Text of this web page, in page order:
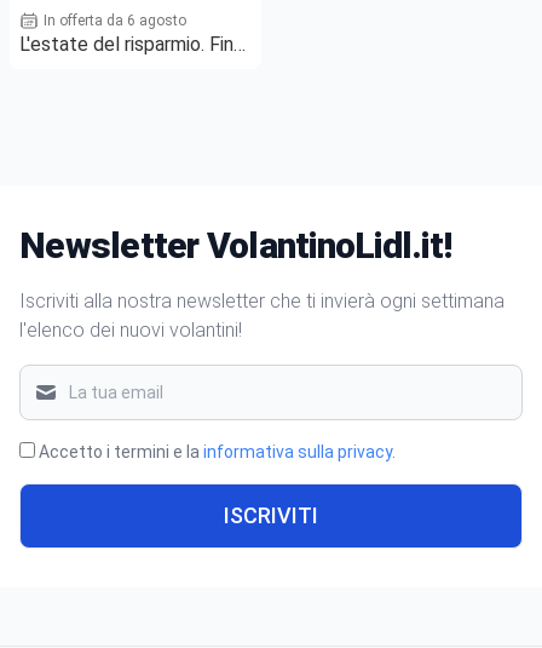
In offerta da 6 agosto
L'estate del risparmio. Fino
Newsletter VolantinoLidl.it!
Iscriviti alla nostra newsletter che ti invierà ogni settimana
l'elenco dei nuovi volantini!
Accetto i termini e lainformativa sulla privacy.
ISCRIVITI